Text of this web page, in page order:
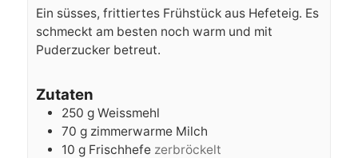
Ein süsses, frittiertes Frühstück aus Hefeteig. Es
schmeckt am besten noch warm und mit
Puderzucker betreut.
Zutaten
250 g Weissmehl
70 g zimmerwarme Milch
10 g Frischhefe zerbröckelt